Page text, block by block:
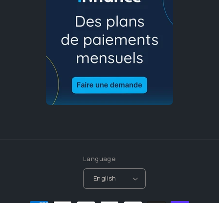
Language
English